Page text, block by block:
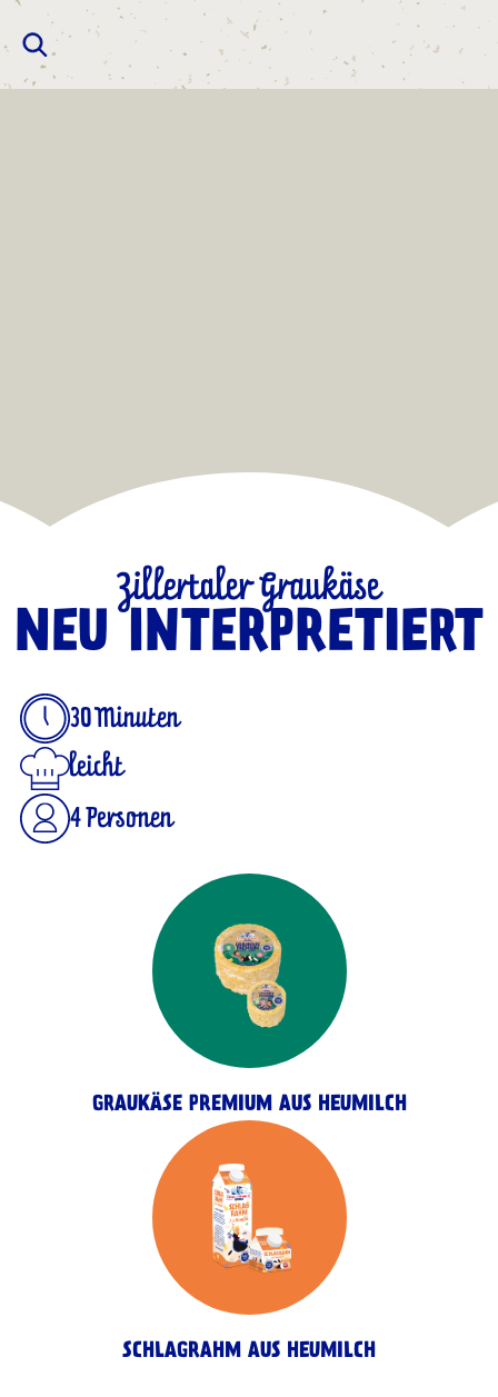
Zillertaler Graukäse
NEU INTERPRETIERT
30 Minuten
leicht
4 Personen
GRAUKÄSE PREMIUM AUS HEUMILCH
SCHLAGRAHM AUS HEUMILCH